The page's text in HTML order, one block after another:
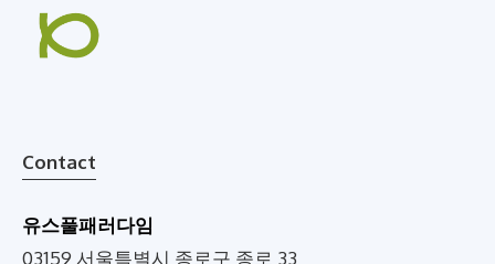
Contact
유스풀패러다임
03159 서울특별시 종로구 종로 33